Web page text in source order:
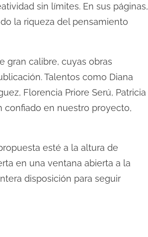
sin límites. En sus páginas,
la riqueza del pensamiento
gran calibre, cuyas obras
Talentos como Diana
Florencia Priore Serú, Patricia
confiado en nuestro proyecto,
esté a la altura de
en una ventana abierta a la
disposición para seguir